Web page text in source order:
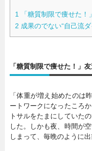
1 「糖質制限で痩せた
2 成果のでない“自己流
「糖質制限で痩せた！」
「体重が増え始めたのは
ートワークになったころ
トサルをたまにしていた
した。しかも夜、時間が
しまって、毎晩のように